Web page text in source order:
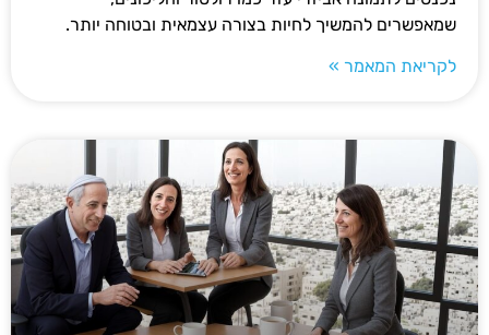
שמאפשרים להמשיך לחיות בצורה עצמאית ובטוחה יותר.
לקריאת המאמר »